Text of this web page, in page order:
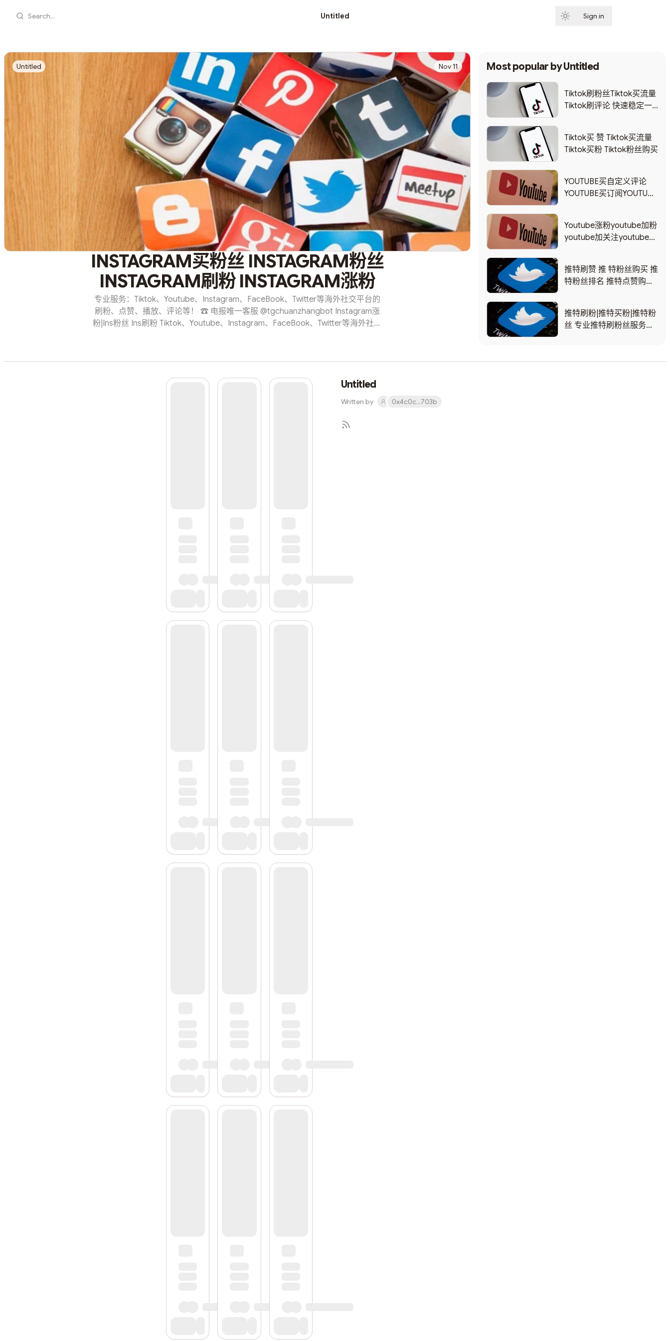
Search... Untitled Sign in
Untitled Nov 11
INSTAGRAM买粉丝 INSTAGRAM粉丝
INSTAGRAM刷粉 INSTAGRAM涨粉
专业服务：Tiktok、Youtube、Instagram、FaceBook、Twitter等海外社交平台的
刷粉、点赞、播放、评论等！ ☎️ 电报唯一客服 @tgchuanzhangbot Instagram涨
粉|Ins粉丝 Ins刷粉 Tiktok、Youtube、Instagram、FaceBook、Twitter等海外社交
人不掉粉 - 40元1000人真实粉 -50元1000人INS点赞 - 20元1000人INS浏览量 - 20
FaceBook点赞 FaceBook关注 FaceBook粉丝 FaceBook刷粉丝 Telegram、
Most popular byUntitled
Tiktok刷粉丝Tiktok买流量
Tiktok刷评论 快速稳定一
Tiktok买 赞 Tiktok买流量
Tiktok买粉 Tiktok粉丝购买
YOUTUBE买自定义评论
YOUTUBE买订阅YOUTUBE
Youtube涨粉youtube加粉
youtube加关注youtube刷
推特刷赞 推 特粉丝购买 推
特粉丝排名 推特点赞购买
推特刷粉|推特买粉|推特粉
丝 专业推特刷粉丝服务，
Untitled
Written by 0x4c0c...703b